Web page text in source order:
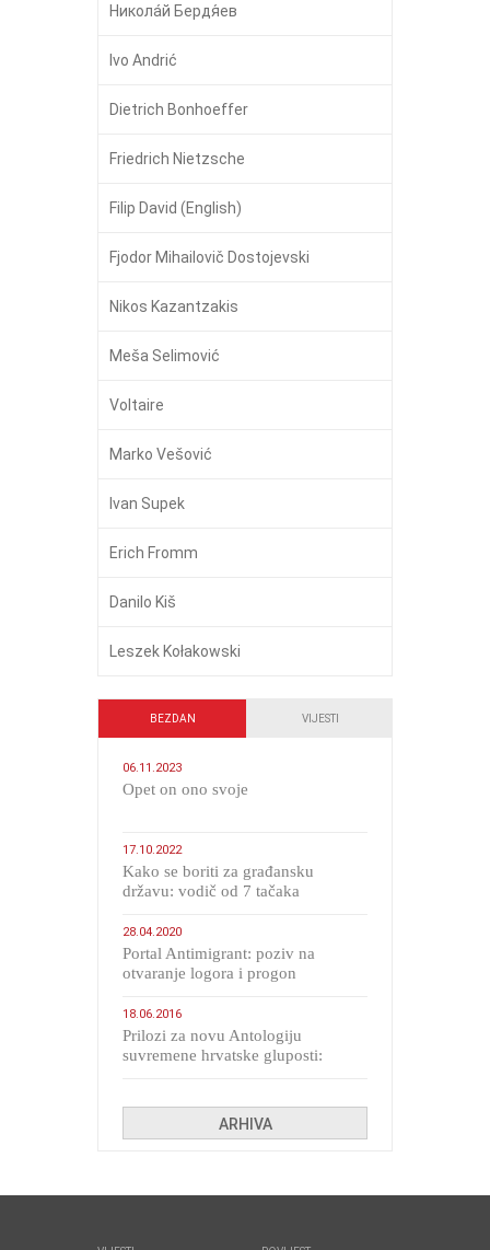
Никола́й Бердя́ев
Ivo Andrić
Dietrich Bonhoeffer
Friedrich Nietzsche
Filip David (English)
Fjodor Mihailovič Dostojevski
Nikos Kazantzakis
Meša Selimović
Voltaire
Marko Vešović
Ivan Supek
Erich Fromm
Danilo Kiš
Leszek Kołakowski
BEZDAN VIJESTI
06.11.2023
​Opet on ono svoje
17.10.2022
Kako se boriti za građansku
državu: vodič od 7 tačaka
28.04.2020
Portal Antimigrant: poziv na
otvaranje logora i progon
18.06.2016
Prilozi za novu Antologiju
suvremene hrvatske gluposti:
ARHIVA